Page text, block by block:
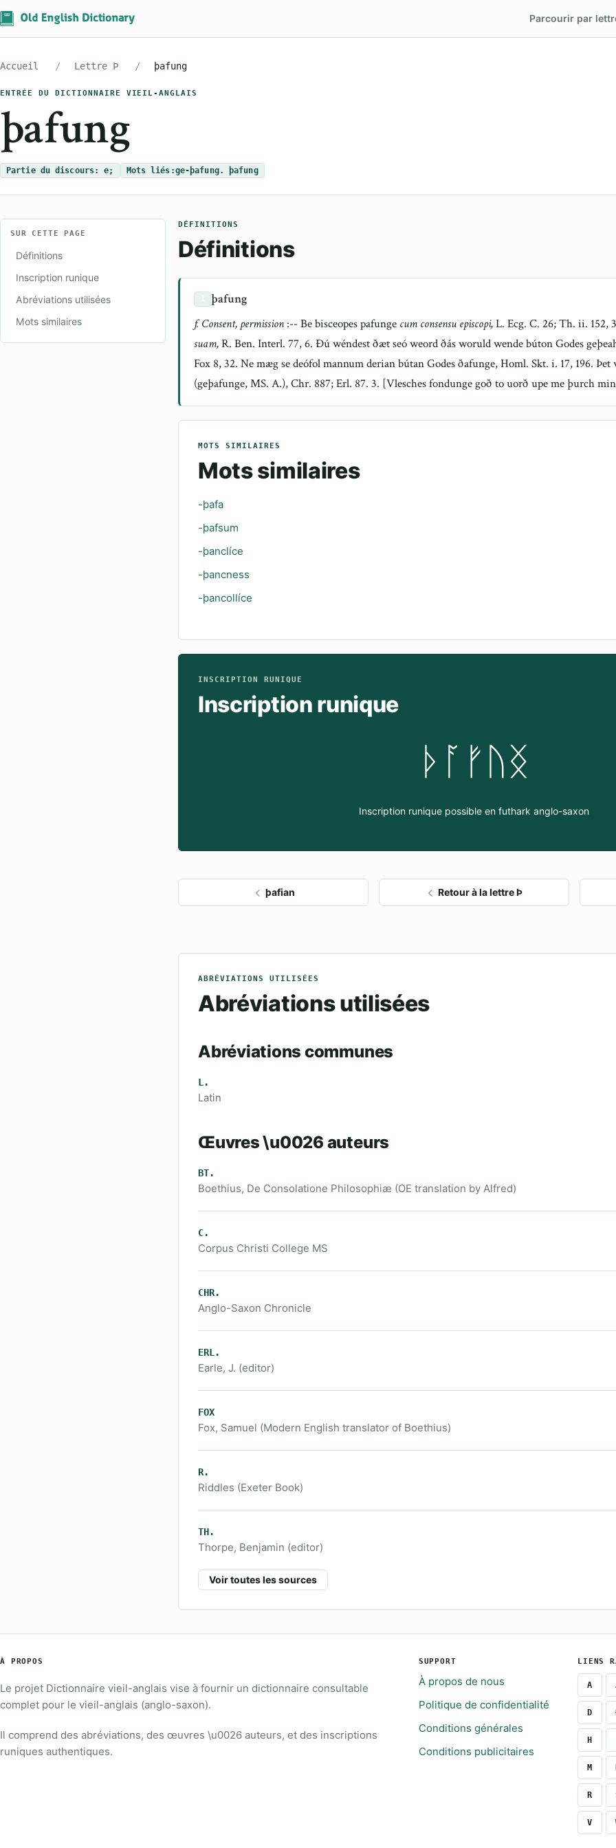
Parcourir par
Accueil Lettre Þ þafung
ENTRÉE DU DICTIONNAIRE VIEIL-ANGLAIS
þafung
Partie du discours: e; Mots liés:ge-þafung. þafung
SUR CETTE PAGE
Définitions
Inscription runique
Abréviations utilisées
Mots similaires
DÉFINITIONS
Définitions
þafung
f. Consent, permission :-- Be bisceopes pafunge cum consensu episcopi,L. Ecg. C. 26; Th. ii. 152,
suam,R. Ben. Interl. 77, 6. Ðú wéndest ðæt seó weord ðás woruld wende búton Godes
Fox 8, 32. Ne mæg se deófol mannum derian bútan Godes ðafunge, Homl. Skt. i. 17, 196. Þet
(geþafunge, MS. A.), Chr. 887; Erl. 87. 3. [Vlesches fondunge goð to uorð upe me þurch
MOTS SIMILAIRES
Mots similaires
-þafa
-þafsum
-þanclíce
-þancness
-þancollíce
INSCRIPTION RUNIQUE
Inscription runique
ᚦᚪᚠᚢᛝ
Inscription runique possible en futhark anglo-saxon
þafian Retour à la lettre Þ
ABRÉVIATIONS UTILISÉES
Abréviations utilisées
Abréviations communes
L.
Latin
Œuvres \u0026 auteurs
BT.
Boethius, De Consolatione Philosophiæ (OE translation by Alfred)
C.
Corpus Christi College MS
CHR.
Anglo-Saxon Chronicle
ERL.
Earle, J. (editor)
FOX
Fox, Samuel (Modern English translator of Boethius)
R.
Riddles (Exeter Book)
TH.
Thorpe, Benjamin (editor)
Voir toutes les sources
À PROPOS
Le projet Dictionnaire vieil-anglais vise à fournir un dictionnaire consultable
complet pour le vieil-anglais (anglo-saxon).
Il comprend des abréviations, des œuvres \u0026 auteurs, et des inscriptions
runiques authentiques.
SUPPORT
À propos de nous
Politique de confidentialité
Conditions générales
Conditions publicitaires
LIENS
A
D
H
M
R
V